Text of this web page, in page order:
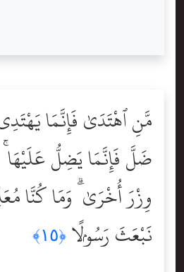
مَّنِ ٱهْتَدَىٰ فَإِنَّمَا
ضَلَّ فَإِنَّمَا يَضِلُّ عَلَيْهَا
وِزْرَ أُخْرَىٰ ۗ وَمَا كُنَّا
نَبْعَثَ رَسُولًۭا ﴿١٥﴾